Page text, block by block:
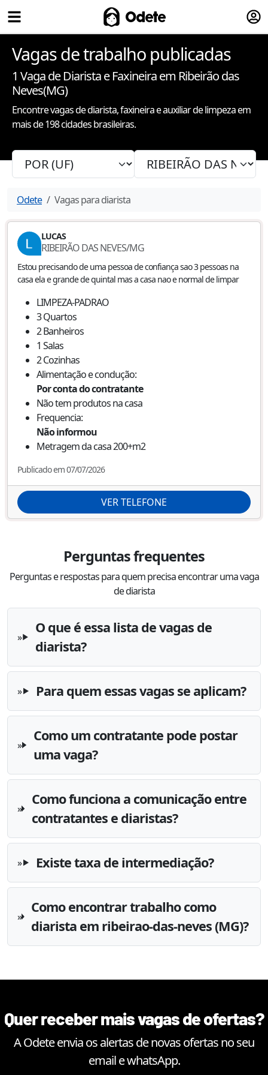
Odete
Vagas de trabalho publicadas
1 Vaga de Diarista e Faxineiraem Ribeirão das
Neves(MG)
Encontre vagas de diarista, faxineira e auxiliar de limpeza em
mais de 198 cidades brasileiras.
Odete Vagas para diarista
LUCAS
RIBEIRÃO DAS NEVES/MG
Estou precisando de uma pessoa de confiança sao 3 pessoas na
casa ela e grande de quintal mas a casa nao e normal de limpar
LIMPEZA-PADRAO
3Quartos
2Banheiros
1 Salas
2Cozinhas
Alimentação e condução:
Por conta do contratante
Não tem produtos na casa
Frequencia:
Não informou
Metragem da casa200+m2
Publicado em 07/07/2026
VER TELEFONE
Perguntas frequentes
Perguntas e respostas para quem precisa encontrar uma vaga
de diarista
O que é essa lista de vagas de
diarista?
Para quem essas vagas se aplicam?
Como um contratante pode postar
uma vaga?
Como funciona a comunicação entre
contratantes e diaristas?
Existe taxa de intermediação?
Como encontrar trabalho como
diarista em ribeirao-das-neves (MG)?
Quer receber mais vagas de ofertas?
A Odete envia os alertas de novas ofertas no seu
email e whatsApp.